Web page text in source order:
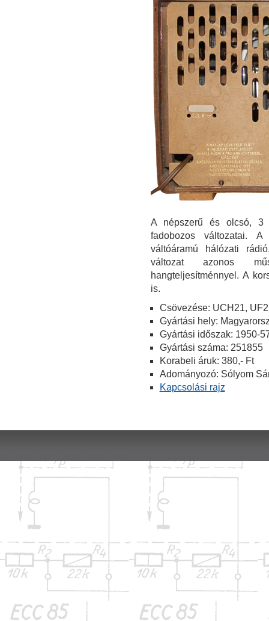
A népszerű és olcsó, 3
fadobozos változatai.
váltóáramú hálózati
változat azonos
hangteljesítménnyel. A
is.
Csövezése: UCH21,
Gyártási hely:
Gyártási időszak: 1950-
Gyártási száma: 251855
Korabeli áruk: 380,- Ft
Adományozó: Sólyom
Kapcsolási rajz